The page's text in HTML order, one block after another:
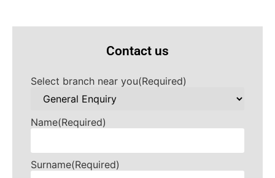
Contact us
Select branch near you(Required)
Name(Required)
Surname(Required)